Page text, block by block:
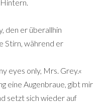
den er überallhin
Stirn, während er
eyes only, Mrs. Grey.«
eine Augenbraue, gibt mir
setzt sich wieder auf